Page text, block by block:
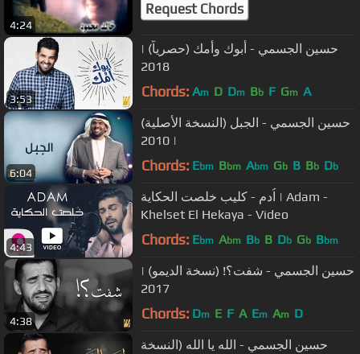
4:24
Request Chords
3:53
حسين الجسمي - أبوك وأمك (حصرياً) |
2018
Chords: Am D Dm Bb F Gm A
6:04
حسين الجسمي - الجبل (النسخة الأصلية)
| 2010
Chords: Ebm Bbm Abm Gb B Bb Db
4:43
اُدم - كليب خلصت الحكاية | Adam -
Khelset El Hekaya - Video
Chords: Ebm Abm Bb B Db Gb Bbm
4:38
حسين الجسمي - شفت؟! (نسخة الديمو) |
2017
Chords: Dm E F A Em Am D
حسين الجسمي - الله يا الله (النسخة